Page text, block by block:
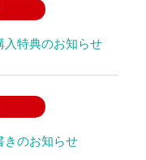
特典のお知らせ
のお知らせ